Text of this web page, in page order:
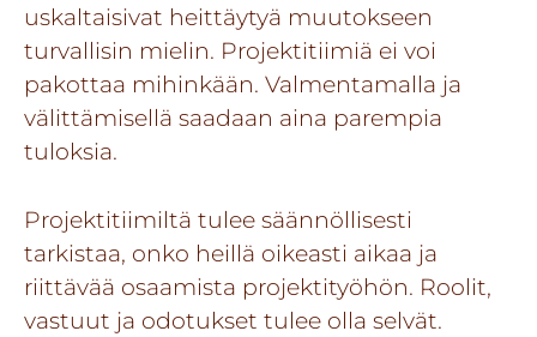
uskaltaisivat heittäytyä muutokseen
turvallisin mielin. Projektitiimiä ei voi
pakottaa mihinkään. Valmentamalla ja
välittämisellä saadaan aina parempia
tuloksia.
Projektitiimiltä tulee säännöllisesti
tarkistaa, onko heillä oikeasti aikaa ja
riittävää osaamista projektityöhön. Roolit,
vastuut ja odotukset tulee olla selvät.